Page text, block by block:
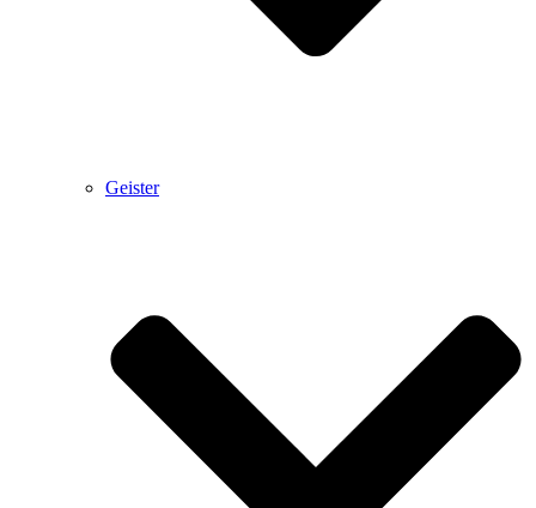
Geister